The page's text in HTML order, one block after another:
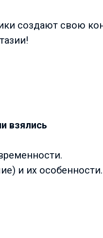
создают свою
взялись
и их особенности.